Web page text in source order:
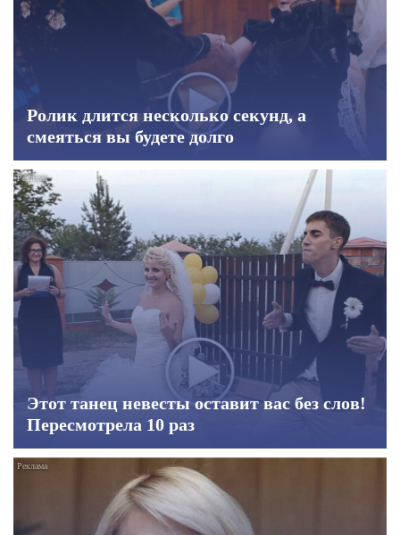
Ролик длится несколько секунд, а
смеяться вы будете долго
Этот танец невесты оставит вас без слов!
Пересмотрела 10 раз